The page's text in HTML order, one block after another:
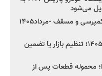
می‌شود
شروع فروش اقساطی زامیاد EX کمپرسی و مسقف -مرداد۱۴۰۵
راز واردات ۷۵ هزار خودرو در سال ۱۴۰۵؛ تنظیم بازار یا تضمین
محموله قطعات پس از